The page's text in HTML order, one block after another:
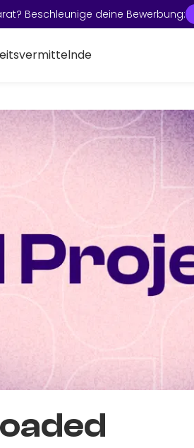
Beschleunige deine Bewerbung: